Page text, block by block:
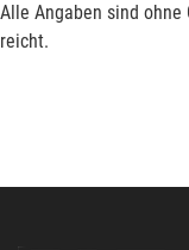
Alle Angaben sind ohne
reicht.